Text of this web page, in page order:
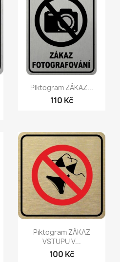
Rychlý náhled
Piktogram ZÁKAZ...
110 Kč
Rychlý náhled
Piktogram ZÁKAZ
VSTUPU V...
100 Kč